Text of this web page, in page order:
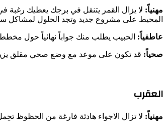
مهنياً: لا يزال القمر يتنقل في برجك يعطيك رغبة
المحيط على مشروع جديد وتجد الحلول لمشاكل
عاطفياً: الحبيب يطلب منك جواباً نهائياً حول
صحياً: قد تكون على موعد مع وضع صحي مقلق
العقرب
مهنياً: لا تزال الاجواء هادئة فارغة من الحظوظ